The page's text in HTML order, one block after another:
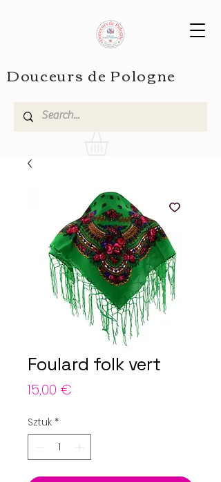
Douceurs de Pologne
Foulard folk vert
15,00 €
Sztuk *